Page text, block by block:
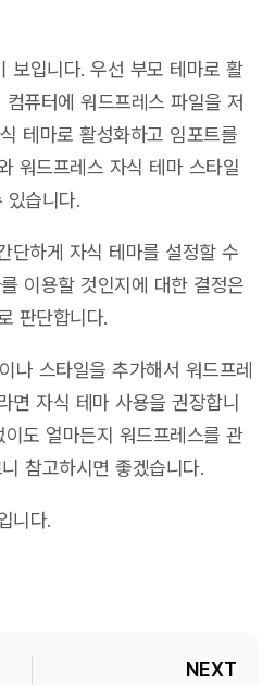
보입니다. 우선 부모 테마로 활
퓨터에 워드프레스 파일을 저
테마로 활성화하고 임포트를
워드프레스 자식 테마 스타일
있습니다.
단하게 자식 테마를 설정할 수
이용할 것인지에 대한 결정은
판단합니다.
나 스타일을 추가해서 워드프레
면 자식 테마 사용을 권장합니
도 얼마든지 워드프레스를 관
참고하시면 좋겠습니다.
니다.
NEXT